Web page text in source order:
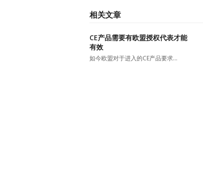
相关文章
CE产品需要有欧盟授权代表才能
有效
如今欧盟对于进入的CE产品要求…